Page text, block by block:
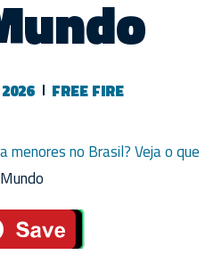
FREE FIRE
menores no Brasil? Veja o que